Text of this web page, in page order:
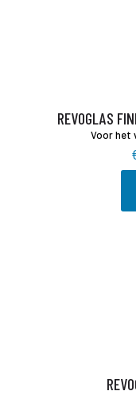
REVOGLAS
Voor het